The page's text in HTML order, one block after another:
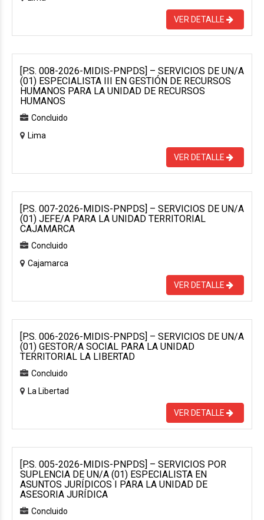
VER DETALLE
[P.S. 008-2026-MIDIS-PNPDS] – SERVICIOS DE UN/A
(01) ESPECIALISTA III EN GESTIÓN DE RECURSOS
HUMANOS PARA LA UNIDAD DE RECURSOS
HUMANOS
Concluido
Lima
VER DETALLE
[P.S. 007-2026-MIDIS-PNPDS] – SERVICIOS DE UN/A
(01) JEFE/A PARA LA UNIDAD TERRITORIAL
CAJAMARCA
Concluido
Cajamarca
VER DETALLE
[P.S. 006-2026-MIDIS-PNPDS] – SERVICIOS DE UN/A
(01) GESTOR/A SOCIAL PARA LA UNIDAD
TERRITORIAL LA LIBERTAD
Concluido
La Libertad
VER DETALLE
[P.S. 005-2026-MIDIS-PNPDS] – SERVICIOS POR
SUPLENCIA DE UN/A (01) ESPECIALISTA EN
ASUNTOS JURÍDICOS I PARA LA UNIDAD DE
ASESORIA JURÍDICA
Concluido